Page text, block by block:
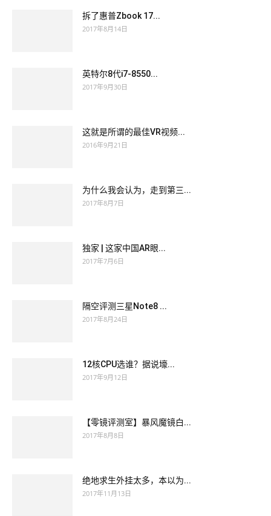
拆了惠普Zbook 17...
2017年8月14日
英特尔8代i7-8550...
2017年9月30日
这就是所谓的最佳VR视频...
2016年9月21日
为什么我会认为，走到第三...
2017年8月7日
独家 | 这家中国AR眼...
2017年7月6日
隔空评测三星Note8 ...
2017年8月24日
12核CPU选谁？据说壕...
2017年9月12日
【零镜评测室】暴风魔镜白...
2017年8月8日
绝地求生外挂太多，本以为...
2017年11月13日